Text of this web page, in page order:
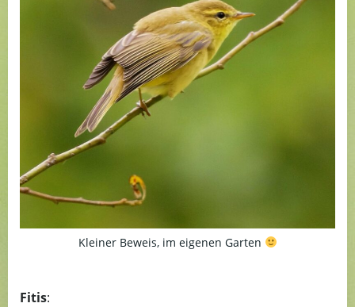
Kleiner Beweis, im eigenen Garten
Fitis: